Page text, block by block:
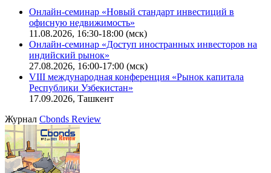
Онлайн-семинар «Новый стандарт инвестиций в
офисную недвижимость»
11.08.2026, 16:30-18:00 (мск)
Онлайн-семинар «Доступ иностранных инвесторов на
индийский рынок»
27.08.2026, 16:00-17:00 (мск)
VIII международная конференция «Рынок капитала
Республики Узбекистан»
17.09.2026, Ташкент
Журнал Cbonds Review